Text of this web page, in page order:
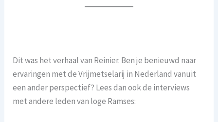
Dit was het verhaal van Reinier. Ben je benieuwd naar
ervaringen met de Vrijmetselarij in Nederland vanuit
een ander perspectief? Lees dan ook de interviews
met andere leden van loge Ramses: